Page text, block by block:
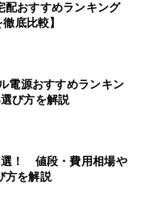
配おすすめランキング
底比較】
電源おすすめランキン
び方を解説
！ 値段・費用相場や
方を解説